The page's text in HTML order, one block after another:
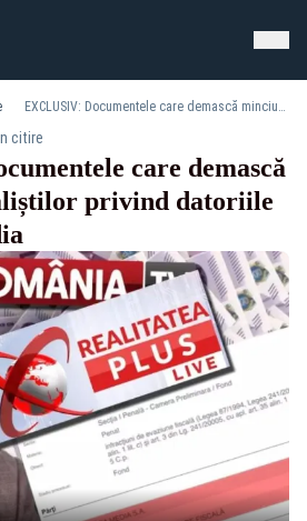
EXCLUSIV: Documentele care demască minciuna globaliștilor privind datoriile Realitatea Media
citire
care demască
privind datoriile